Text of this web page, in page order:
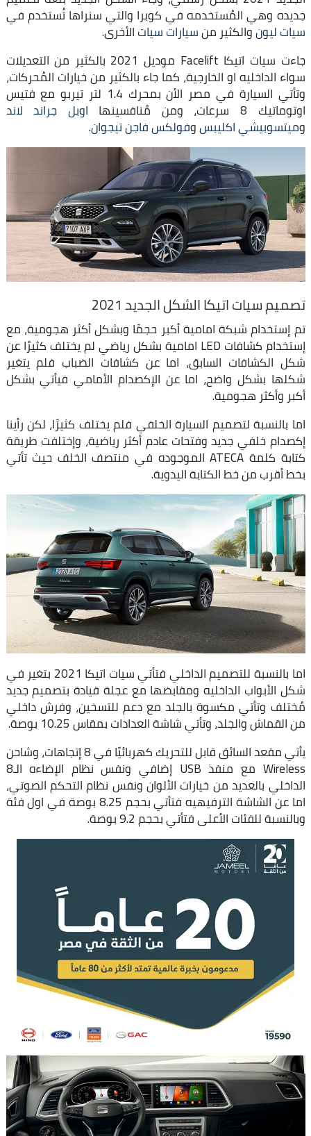
جديده وهي المُستخدمه في كوبرا والتي سنراها تُستخدم في
سيات ليونوالكثير منسيارات سياتالأخرى.
جاءت سيات اتيكا Facelift موديل 2021 بالكثير من التعديلات
سواء الداخليه او الخارجية، كما جاء بالكثير من خيارات المُحركات،
وتأتي السيارة في مصر الأن بمحرك 1.4 لتر تيربو مع فتيس
اوتوماتيك 8 سرعات، ومن مُنافسينها اوبل جراند لاند
وميتسوبيشي اكليبسوفولكس فاجن تيجوان.
تصميم سيات اتيكا الشكل الجديد 2021
تم إستخدام شبكة امامية أكبر حجمًا وبشكل أكثر هجومية، مع
إستخدام كشافات LED امامية بشكل رياضي لم يختلف كثيرًا عن
شكل الكشافات السابق، اما عن كشافات الضباب فلم يتغير
شكلها بشكل واضح، اما عن الإكصدام الأمامي فيأتي بشكل
أكبر وأكثر هجومية.
اما بالنسبة لتصميم السيارة الخلفي فلم يختلف كثيرًا، لكن رأينا
إكصدام خلفي جديد وفتحات عادم أكثر رياضية، وإختلفت طريقة
كتابة كلمة ATECA الموجوده في منتصف الخلف حيث تأتي
بخط أقرب من خط الكتابة اليدوية.
اما بالنسبة للتصميم الداخلي فتأتي سيات اتيكا 2021 بتغير في
شكل الأبواب الداخليه ومقابضها مع عجلة قيادة بتصميم جديد
مُختلف وتأتي مكسوة بالجلد مع دعم للتسخين، وفرش داخلي
من القماش والجلد، وتأتي شاشة العدادات بمقاس 10.25 بوصة.
يأتي مقعد السائق قابل للتحريك كهربائيًا في 8 إتجاهات، وشاحن
Wireless مع منفذ USB إضافي ونفس نظام الإضاءه الـ8
الداخلي بالعديد من خيارات الألوان ونفس نظام التحكم الصوتي،
اما عن الشاشة الترفيهيه فتأتي بحجم 8.25 بوصة في اول فئة
وبالنسبة للفئات الأعلى فتأتي بحجم 9.2 بوصة.